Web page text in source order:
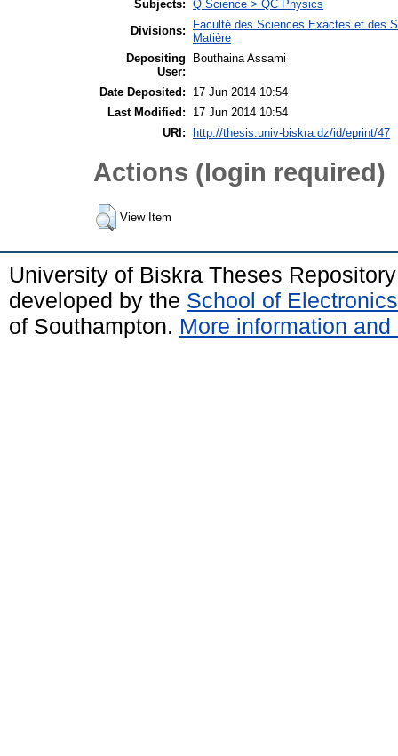
Subjects: Q Science > QC Physics
Divisions:
Faculté des Sciences Exactes et des
Matière
Depositing
User:
Bouthaina Assami
Date Deposited:
17 Jun 2014 10:54
Last Modified:
17 Jun 2014 10:54
URI:
http://thesis.univ-biskra.dz/id/eprint/47
Actions (login required)
View Item
University of Biskra Theses
developed by the School of
of Southampton. More information